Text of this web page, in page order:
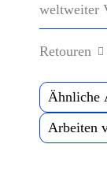
weltweiter
Retouren
Ähnliche
Arbeiten